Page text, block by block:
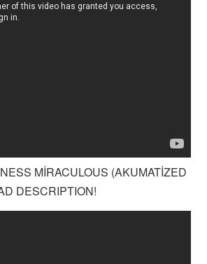
MİRACULOUS (AKUMATİZED
DESCRIPTION!